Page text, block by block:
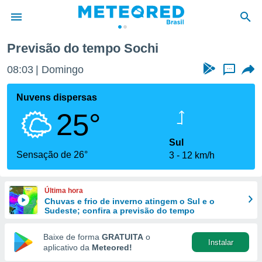
da
fornecidas
a este
das
e
forma
digital
Previsão do tempo Sochi
08:03 Domingo ...
Nuvens dispersas
25°
Sensação de 26°
Sul
3
12 km/h
Última hora
Chuvas e frio de inverno atingem o Sul e o
Sudeste; confira a previsão do tempo
Baixe de forma GRATUITA o
aplicativo da Meteored!
Instalar